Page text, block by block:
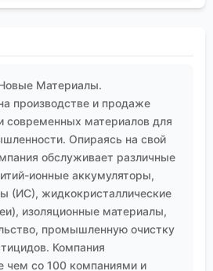
инструмент обеспечения
конечного
Ихуа Новые Материалы
культуры. От
пробную партию
для ИС, до отдела
документы для
важность единого,
для описания веществ.
мы можем сделать для
их процессы шли гладко.
в спецификации или статье
Материалы.
производстве и продаже
современных материалов для
Опираясь на свой
обслуживает различные
ионные аккумуляторы,
(ИС), жидкокристаллические
изоляционные материалы,
промышленную очистку
Компания
чем со 100 компаниями и